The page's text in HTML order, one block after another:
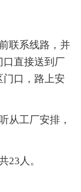
联系线路，并
口直接送到厂
门口，路上安
从工厂安排，
23人。